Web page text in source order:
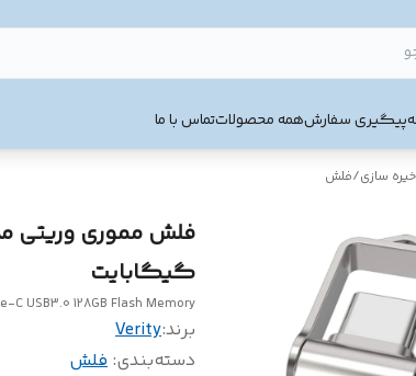
پیگیری سفارشهمه محصولاتتماس با ما
سازی/فلش
گیگابایت
C USB3.0 128GB Flash Memory
برند:Verity
دسته‌بندی: فلش